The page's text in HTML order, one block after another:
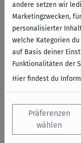
andere setzen wir
Marketingzwecken,
personalisierter
welche Kategorien
auf Basis deiner
Funktionalitäten der
Hier findest du
Präferenzen
wählen